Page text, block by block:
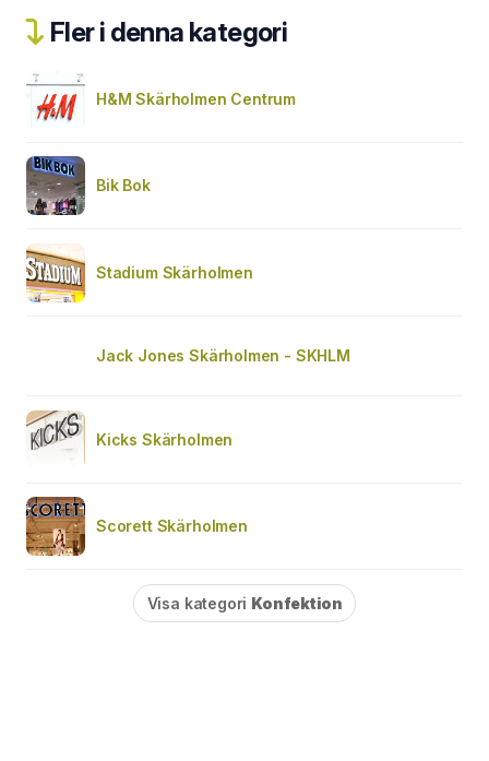
Fler i denna kategori
H&M Skärholmen Centrum
Bik Bok
Stadium Skärholmen
Jack Jones Skärholmen - SKHLM
Kicks Skärholmen
Scorett Skärholmen
Visa kategori Konfektion